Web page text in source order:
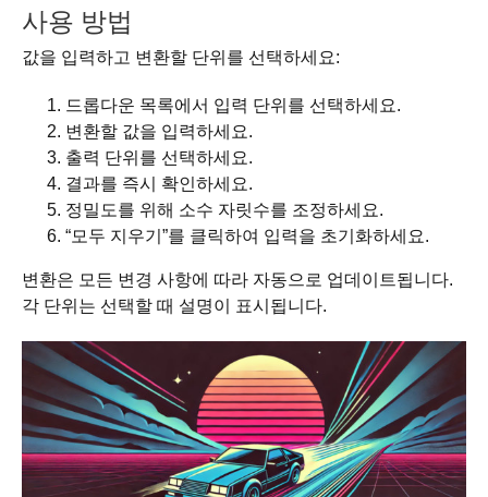
사용 방법
값을 입력하고 변환할 단위를 선택하세요:
드롭다운 목록에서 입력 단위를 선택하세요.
변환할 값을 입력하세요.
출력 단위를 선택하세요.
결과를 즉시 확인하세요.
정밀도를 위해 소수 자릿수를 조정하세요.
“모두 지우기”를 클릭하여 입력을 초기화하세요.
변환은 모든 변경 사항에 따라 자동으로 업데이트됩니다.
각 단위는 선택할 때 설명이 표시됩니다.